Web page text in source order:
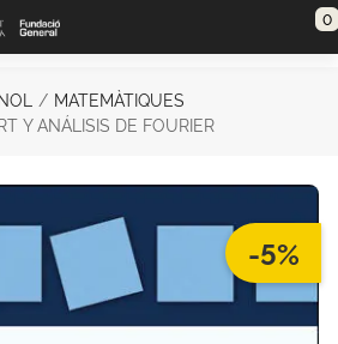
0
MATEMÀTIQUES
Y ANÁLISIS DE FOURIER
-5%